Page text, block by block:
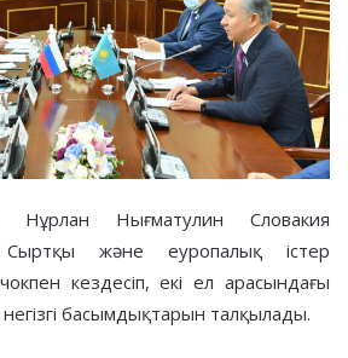
Нұрлан Нығматулин Словакия
Сыртқы және еуропалық істер
кездесіп, екі ел арасындағы
басымдықтарын талқылады.